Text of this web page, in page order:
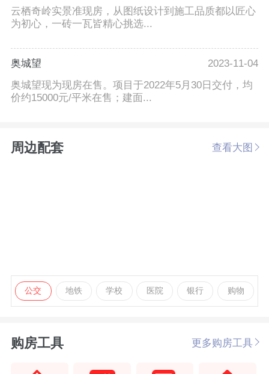
云栖奇岭实景准现房，从图纸设计到施工品质都以匠心
为初心，一砖一瓦皆精心挑选...
奥城望
2023-11-04
奥城望现为现房在售。项目于2022年5月30日交付，均
价约15000元/平米在售；建面...
周边配套 查看大图
公交 地铁 学校 医院 银行 购物
购房工具 更多购房工具